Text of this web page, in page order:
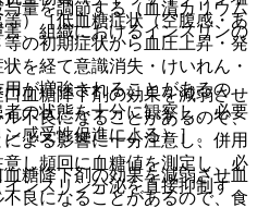
量を調節する（血清カリウム
、組織におけるインスリンの
血糖降下剤の効果を減弱させ
不良になることがあるので、
よる影響に十分注意し、併用
し頻回に血糖値を測定し、必
ンスリン分泌を直接抑制す
）［低血糖症状（空腹感・あ
の初期症状から血圧上昇・発
を経て意識消失・けいれん・
が増強されることがあるの
の状態を十分に観察し、必要
感受性促進による）］。
糖降下剤の効果を減弱させ血
良になることがあるので、食